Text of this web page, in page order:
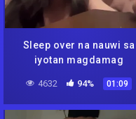
Sleep over na nauwi sa
iyotan magdamag
4632 94% 01:09